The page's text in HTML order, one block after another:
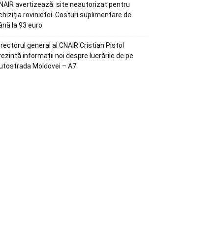
avertizează: site neautorizat pentru
rovinietei. Costuri suplimentare de
la 93 euro
general al CNAIR Cristian Pistol
informații noi despre lucrările de pe
Moldovei – A7